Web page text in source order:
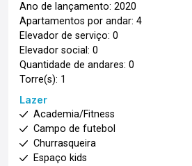
Ano de lançamento: 2020
Apartamentos por andar: 4
Elevador de serviço: 0
Elevador social: 0
Quantidade de andares: 0
Torre(s): 1
Lazer
Academia/Fitness
Campo de futebol
Churrasqueira
Espaço kids